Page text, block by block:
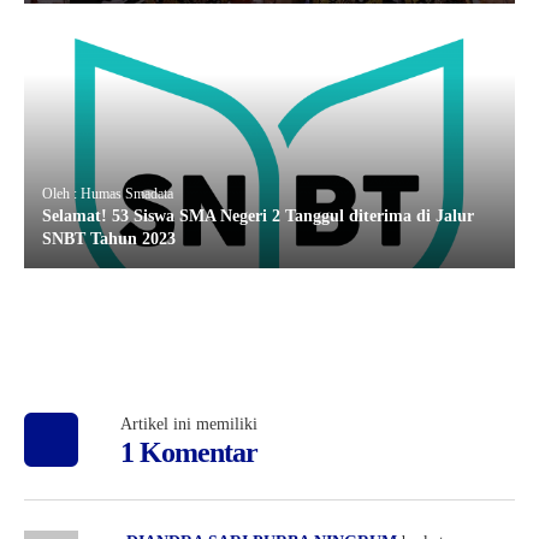
Oleh : Humas Smadata
Selamat! 53 Siswa SMA Negeri 2 Tanggul diterima di Jalur
SNBT Tahun 2023
Artikel ini memiliki
1 Komentar